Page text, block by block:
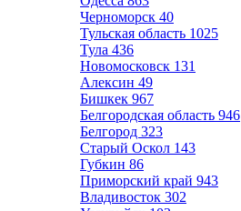
Черноморск 40
Тульская область 1025
Тула 436
Новомосковск 131
Алексин 49
Бишкек 967
Белгородская область 946
Белгород 323
Старый Оскол 143
Губкин 86
Приморский край 943
Владивосток 302